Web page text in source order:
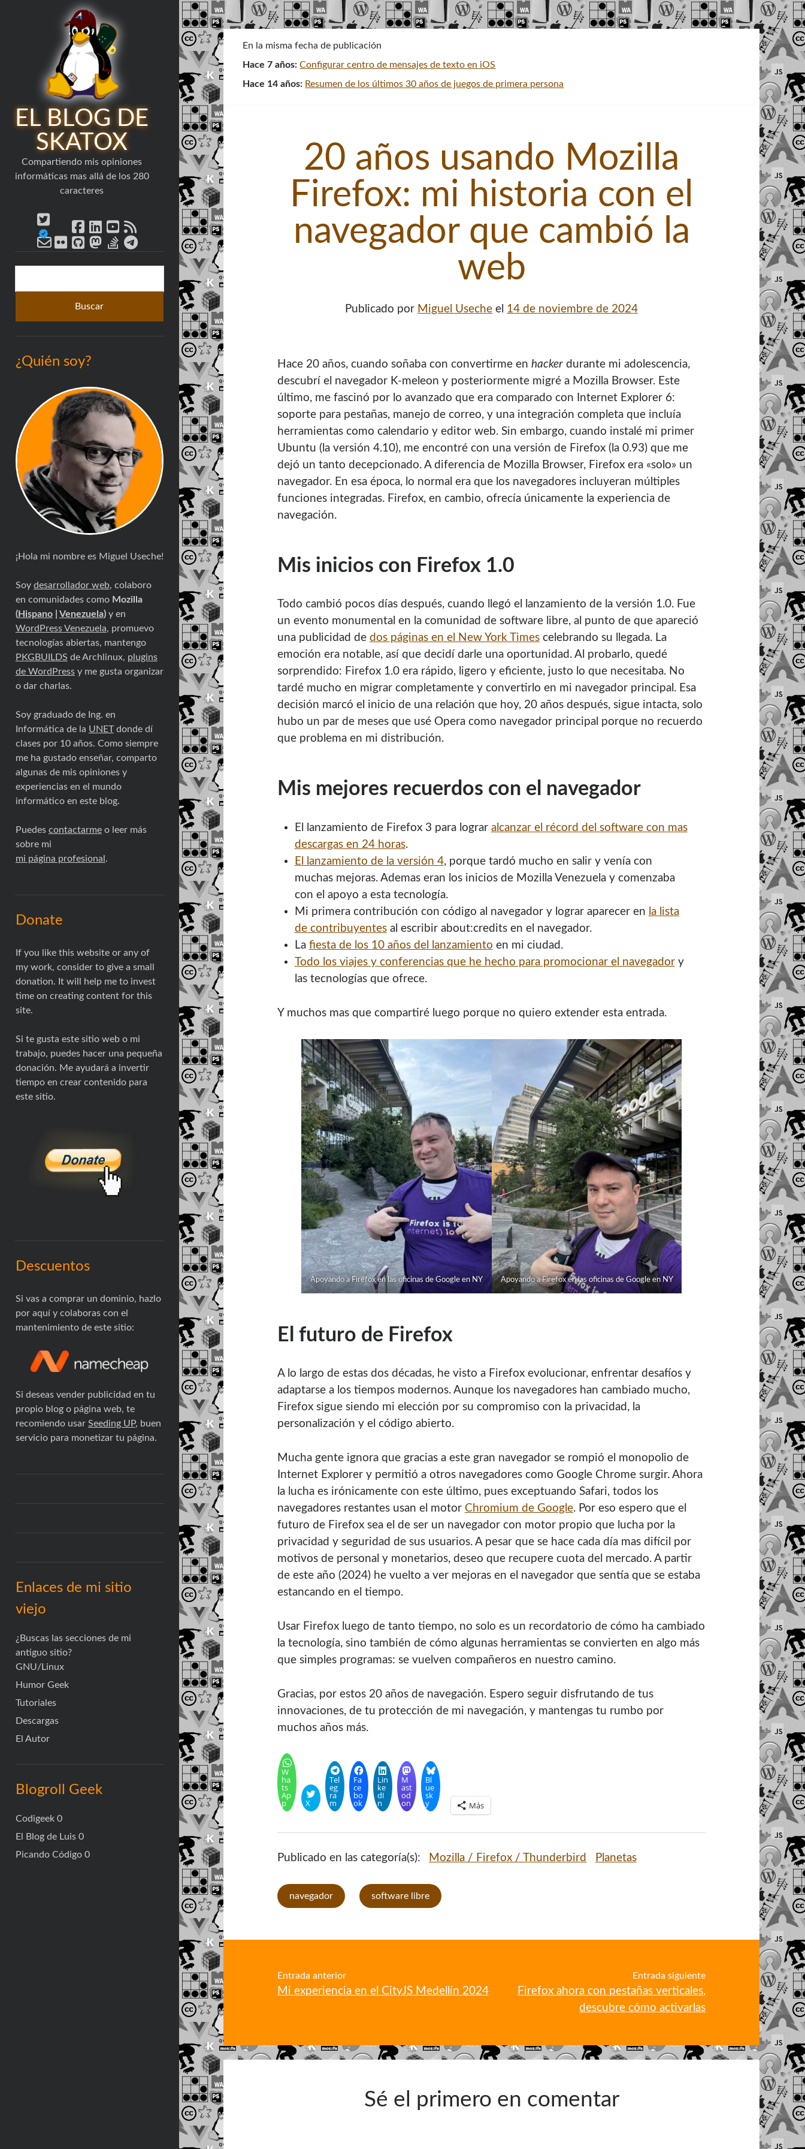
EL BLOG DE
SKATOX
Compartiendo mis opiniones
informáticas mas allá de los 280
caracteres
twitter
bluesky
facebook
linkedin
youtube
rss
email-
form
flickrgithubmastodon
stack-
overflow
telegram
Barra
¿Quién soy?
¡Hola mi nombre es Miguel Useche!
Soy desarrollador web, colaboro
en comunidades como Mozilla
(Hispano| Venezuela)y en
WordPress Venezuela, promuevo
tecnologías abiertas, mantengo
PKGBUILDS de Archlinux, plugins
de WordPressy me gusta organizar
o dar charlas.
Soy graduado de Ing. en
Informática de la UNETdonde dí
clases por 10 años. Como siempre
me ha gustado enseñar, comparto
algunas de mis opiniones y
experiencias en el mundo
informático en este blog.
Puedes contactarmeo leer más
sobre mi
mi página profesional .
Donate
If you like this website or any of
my work, consider to give a small
donation. It will help me to invest
time on creating content for this
site.
Si te gusta este sitio web o mi
trabajo, puedes hacer una pequeña
donación. Me ayudará a invertir
tiempo en crear contenido para
este sitio.
Descuentos
Si vas a comprar un dominio, hazlo
por aquí y colaboras con el
mantenimiento de este sitio:
Si deseas vender publicidad en tu
propio blog o página web, te
recomiendo usar Seeding UP, buen
servicio para monetizar tu página.
Enlaces de mi sitio
viejo
¿Buscas las secciones de mi
antiguo sitio?
GNU/Linux
Humor Geek
Tutoriales
Descargas
El Autor
Blogroll Geek
Codigeek0
El Blog de Luis0
Picando Código0
En la misma fecha de publicación
Hace 7 años:Configurar centro de mensajes de texto en iOS
Hace 14 años: Resumen de los últimos 30 años de juegos de primera persona
20 años usando Mozilla
Firefox: mi historia con el
navegador que cambió la
web
Publicado por Miguel Useche el 14 de noviembre de 2024
Hace 20 años, cuando soñaba con convertirme en hackerdurante mi adolescencia,
descubrí el navegador K-meleon y posteriormente migré a Mozilla Browser. Este
último, me fascinó por lo avanzado que era comparado con Internet Explorer 6:
soporte para pestañas, manejo de correo, y una integración completa que incluía
herramientas como calendario y editor web. Sin embargo, cuando instalé mi primer
Ubuntu (la versión 4.10), me encontré con una versión de Firefox (la 0.93) que me
dejó un tanto decepcionado. A diferencia de Mozilla Browser, Firefox era «solo» un
navegador. En esa época, lo normal era que los navegadores incluyeran múltiples
funciones integradas. Firefox, en cambio, ofrecía únicamente la experiencia de
navegación.
Mis inicios con Firefox 1.0
Todo cambió pocos días después, cuando llegó el lanzamiento de la versión 1.0. Fue
un evento monumental en la comunidad de software libre, al punto de que apareció
una publicidad de dos páginas en el New York Timescelebrando su llegada. La
emoción era notable, así que decidí darle una oportunidad. Al probarlo, quedé
sorprendido: Firefox 1.0 era rápido, ligero y eficiente, justo lo que necesitaba. No
tardé mucho en migrar completamente y convertirlo en mi navegador principal. Esa
decisión marcó el inicio de una relación que hoy, 20 años después, sigue intacta, solo
hubo un par de meses que usé Opera como navegador principal porque no recuerdo
que problema en mi distribución.
Mis mejores recuerdos con el navegador
El lanzamiento de Firefox 3 para lograr alcanzar el récord del software con mas
descargas en 24 horas.
El lanzamiento de la versión 4, porque tardó mucho en salir y venía con
muchas mejoras. Ademas eran los inicios de Mozilla Venezuela y comenzaba
con el apoyo a esta tecnología.
Mi primera contribución con código al navegador y lograr aparecer en la lista
de contribuyentesal escribir about:credits en el navegador.
La fiesta de los 10 años del lanzamiento en mi ciudad.
Todo los viajes y conferencias que he hecho para promocionar el navegadory
las tecnologías que ofrece.
Y muchos mas que compartiré luego porque no quiero extender esta entrada.
Apoyando a Firefox en las oficinas de Google en NY Apoyando a Firefox en las oficinas de Google en NY
El futuro de Firefox
A lo largo de estas dos décadas, he visto a Firefox evolucionar, enfrentar desafíos y
adaptarse a los tiempos modernos. Aunque los navegadores han cambiado mucho,
Firefox sigue siendo mi elección por su compromiso con la privacidad, la
personalización y el código abierto.
Mucha gente ignora que gracias a este gran navegador se rompió el monopolio de
Internet Explorer y permitió a otros navegadores como Google Chrome surgir. Ahora
la lucha es irónicamente con este último, pues exceptuando Safari, todos los
navegadores restantes usan el motor Chromium de Google. Por eso espero que el
futuro de Firefox sea el de ser un navegador con motor propio que lucha por la
privacidad y seguridad de sus usuarios. A pesar que se hace cada día mas difícil por
motivos de personal y monetarios, deseo que recupere cuota del mercado. A partir
de este año (2024) he vuelto a ver mejoras en el navegador que sentía que se estaba
estancando en el tiempo.
Usar Firefox luego de tanto tiempo, no solo es un recordatorio de cómo ha cambiado
la tecnología, sino también de cómo algunas herramientas se convierten en algo más
que simples programas: se vuelven compañeros en nuestro camino.
Gracias, por estos 20 años de navegación. Espero seguir disfrutando de tus
innovaciones, de tu protección de mi navegación, y mantengas tu rumbo por
muchos años más.
W
ha
ts
Ap
p X
Tel
eg
ra
m
Fa
ce
bo
ok
Lin
ke
dI
n
M
ast
od
on
Bl
ue
sk
y Más
Publicado en las categoría(s): Mozilla / Firefox / Thunderbird Planetas
navegador software libre
Entrada anterior
Mi experiencia en el CityJS Medellín 2024
Entrada siguiente
Firefox ahora con pestañas verticales,
descubre cómo activarlas
Sé el primero en comentar